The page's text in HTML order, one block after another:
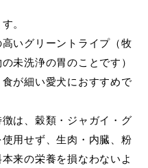
。
いグリーントライプ（牧
未洗浄の胃のことです）
が細い愛犬におすすめで
は、穀類・ジャガイ・グ
用せず、生肉・内臓、粉
来の栄養を損なわないよ